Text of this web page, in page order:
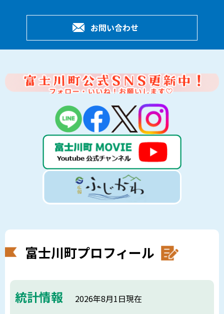
お問い合わせ
富士川町プロフィール
統計情報 2026年8月1日現在